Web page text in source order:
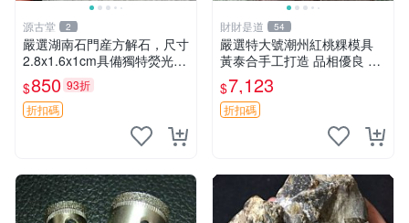
源古堂 2
嚴選湖南石門産方解石，尺寸
2.8x1.6x1cm具備獨特熒光效
果，適合收藏與鑑賞 方解石
熒光 收藏
$850 93折
折扣碼
財財是道 54
嚴選特大號潮州紅桃粿模具
黃泰合手工打造 品相優良 潮
州紅桃粿模具 大號 特殊工藝
黃泰合 特大號潮州紅桃粿模
具 黃泰合推薦品相佳 特大尺
$7,123
折扣碼